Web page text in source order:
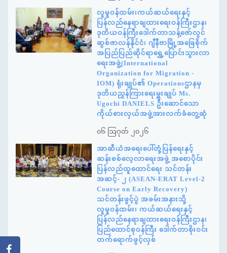
လူမှုဝန်ထမ်း၊ကယ်ဆယ်ရေးနှင့်
ပြန်လည်နေရာချထားရေးဝန်ကြီးဌာန၊
ဒုတိယဝန်ကြီးဒေါက်တာသန့်ဇော်လွင်
ဆွစ်ဇာလန်နိုင်ငံ၊ ဂျီနီဗာမြို့အခြေစိုက်
အပြည်ပြည်ဆိုင်ရာရွှေ့ပြောင်းသွားလာ
ရေးအဖွဲ့(International
Organization for Migration -
IOM) ရုံးချုပ်၏ Operationsဌာနမှ
ဒုတိယညွှန်ကြားရေးမှူးချုပ် Ms.
Ugochi DANIELS ဦးဆောင်သော
ကိုယ်စားလှယ်အဖွဲ့အားလက်ခံတွေ့ဆုံ
၀၆ ဩဂုတ် ၂၀၂၆
အာဆီယံအရေးပေါ်တုံ့ပြန်ရေးနှင့်
ဆန်းစစ်လေ့လာရေးအဖွဲ့ အစောပိုင်း
ပြန်လည်ထူထောင်ရေး သင်တန်း
အဆင့်- ၂ (ASEAN-ERAT Level-2
Course on Early Recovery)
သင်တန်းဖွင့်ပွဲ အခမ်းအနားသို့
လူမှုဝန်ထမ်း၊ ကယ်ဆယ်ရေးနှင့်
ပြန်လည်နေရာချထားရေးဝန်ကြီးဌာန၊
ပြည်ထောင်စုဝန်ကြီး ဒေါက်တာစိုးဝင်း
တက်ရောက်ဖွင့်လှစ်